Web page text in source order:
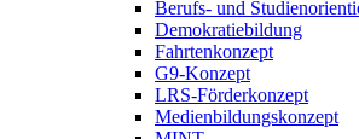
Berufs- und
Demokratiebildung
Fahrtenkonzept
G9-Konzept
LRS-Förderkonzept
Medienbildungskonzept